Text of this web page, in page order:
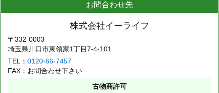
お問合わせ先
株式会社イーライフ
〒332-0003
埼玉県川口市東領家1丁目7-4-101
TEL：0120-66-7457
FAX：お問合わせ下さい
古物商許可